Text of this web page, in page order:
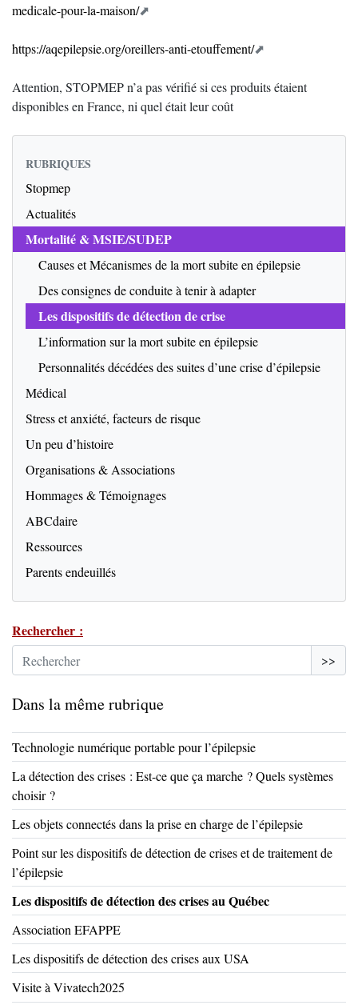
medicale-pour-la-maison/
https://aqepilepsie.org/oreillers-anti-etouffement/
Attention, STOPMEP n’a pas vérifié si ces produits étaient
disponibles en France, ni quel était leur coût
RUBRIQUES
Stopmep
Actualités
Mortalité & MSIE/SUDEP
Causes et Mécanismes de la mort subite en épilepsie
Des consignes de conduite à tenir à adapter
Les dispositifs de détection de crise
L’information sur la mort subite en épilepsie
Personnalités décédées des suites d’une crise d’épilepsie
Médical
Stress et anxiété, facteurs de risque
Un peu d’histoire
Organisations & Associations
Hommages & Témoignages
ABCdaire
Ressources
Parents endeuillés
Rechercher :
>>
Dans la même rubrique
Technologie numérique portable pour l’épilepsie
La détection des crises : Est-ce que ça marche ? Quels systèmes
choisir ?
Les objets connectés dans la prise en charge de l’épilepsie
Point sur les dispositifs de détection de crises et de traitement de
l’épilepsie
Les dispositifs de détection des crises au Québec
Association EFAPPE
Les dispositifs de détection des crises aux USA
Visite à Vivatech2025